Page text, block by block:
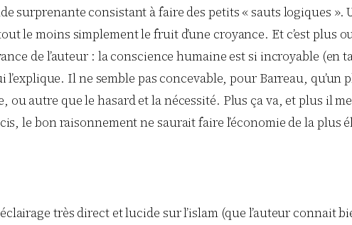
surprenante consistant à faire des petits « sauts logiques ».
le moins simplement le fruit d’une croyance. Et c’est plus
de l’auteur : la conscience humaine est si incroyable (en
Il ne semble pas concevable, pour Barreau, qu’un
autre que le hasard et la nécessité. Plus ça va, et plus il
le bon raisonnement ne saurait faire l’économie de la plus
très direct et lucide sur l’islam (que l’auteur connait